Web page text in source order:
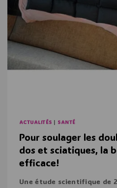
ACTUALITÉS SANTÉ
Pour soulager les
dos et sciatiques, la
efficace!
Une étude scientifique de